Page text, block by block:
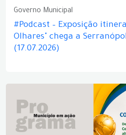
Governo Municipal
#Podcast – Exposição
Olhares" chega a
(17.07.2026)